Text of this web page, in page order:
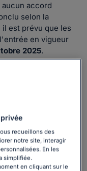
accord
selon la
est prévu que les
en vigueur
2025.
faire passer un
de branche
des entretiens de
que celle-ci
recueillons des
notre site, interagir
En les
simplifiée.
en cliquant sur le